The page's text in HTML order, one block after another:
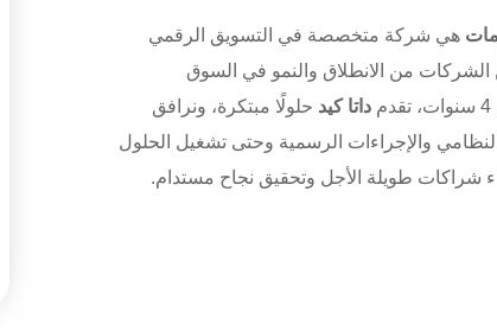
هي شركة متخصصة في التسويق الرقمي
من الانطلاق والنمو في السوق
داتا كيد حلولًا مبتكرة، ونرافق
والإجراءات الرسمية وحتى تشغيل الحلول
شراكات طويلة الأجل وتحقيق نجاح مستدام.